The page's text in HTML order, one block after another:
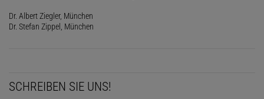
Dr. Albert Ziegler, München
Dr. Stefan Zippel, München
SCHREIBEN SIE UNS!